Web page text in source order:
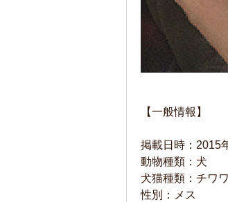
【一般情報】
掲載日時：2015
動物種類：犬
犬猫種類：チワワ
性別：メス